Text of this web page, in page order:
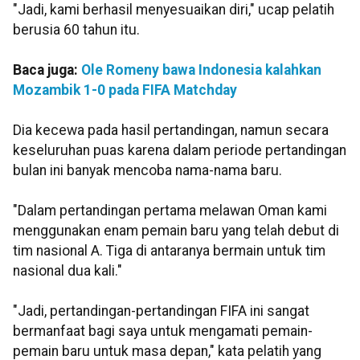
"Jadi, kami berhasil menyesuaikan diri," ucap pelatih
berusia 60 tahun itu.
Baca juga: Ole Romeny bawa Indonesia kalahkan
Mozambik 1-0 pada FIFA Matchday
Dia kecewa pada hasil pertandingan, namun secara
keseluruhan puas karena dalam periode pertandingan
bulan ini banyak mencoba nama-nama baru.
"Dalam pertandingan pertama melawan Oman kami
menggunakan enam pemain baru yang telah debut di
tim nasional A. Tiga di antaranya bermain untuk tim
nasional dua kali."
"Jadi, pertandingan-pertandingan FIFA ini sangat
bermanfaat bagi saya untuk mengamati pemain-
pemain baru untuk masa depan," kata pelatih yang